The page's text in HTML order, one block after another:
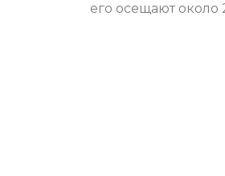
его осещают около